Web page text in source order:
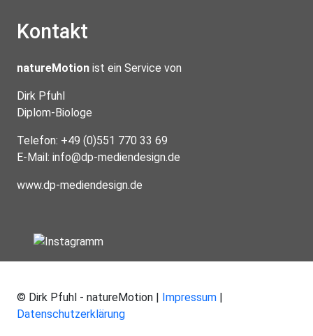
Kontakt
natureMotion ist ein Service von
Dirk Pfuhl
Diplom-Biologe
Telefon: +49 (0)551 770 33 69
E-Mail: info@dp-mediendesign.de
www.dp-mediendesign.de
© Dirk Pfuhl - natureMotion | Impressum |
Datenschutzerklärung